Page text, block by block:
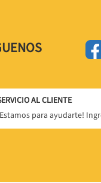
AL CLIENTE
para ayudarte!